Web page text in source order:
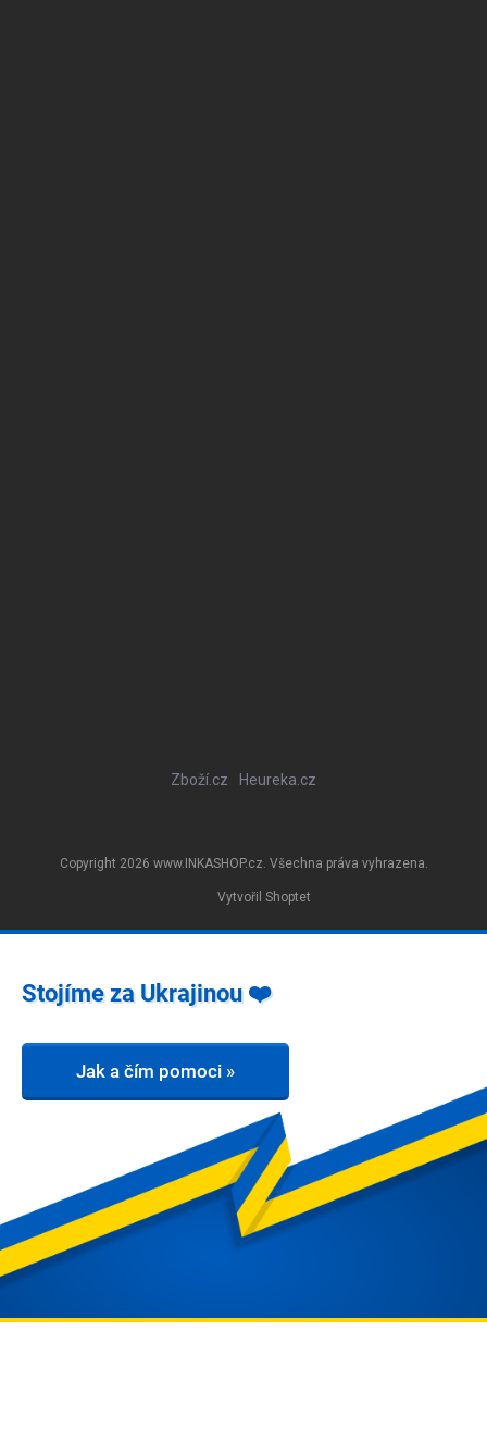
Zboží.cz Heureka.cz
Vytvořil Shoptet
Copyright 2026 www.INKASHOP.cz . Všechna práva vyhrazena.
Stojíme za Ukrajinou ❤️
Jak a čím pomoci »